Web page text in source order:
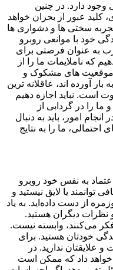
وجود دارد. در چنین
عبور از بحران خواهد
سختی ها و دشواری ها
خود با موانعی روبرو
به عنوان فرصتی برای
که ناملایمات ما را از
موقعیت های مشکوک و
آورده اند، عاقلانه ترین
است. نباید اجازه دهیم
ما را در گردابی از
امور، باید به دنبال
ما را به نتایج
به نفس خود روبرو
توانمند یا لایق نیستید و
از دست داده‌اید. به یاد
نظرات دیگران هستید.
می‌کنند، وابسته نیست.
خودتان هستید. برای
علایقتان ندارید. در
خواهد داد که ممکن است